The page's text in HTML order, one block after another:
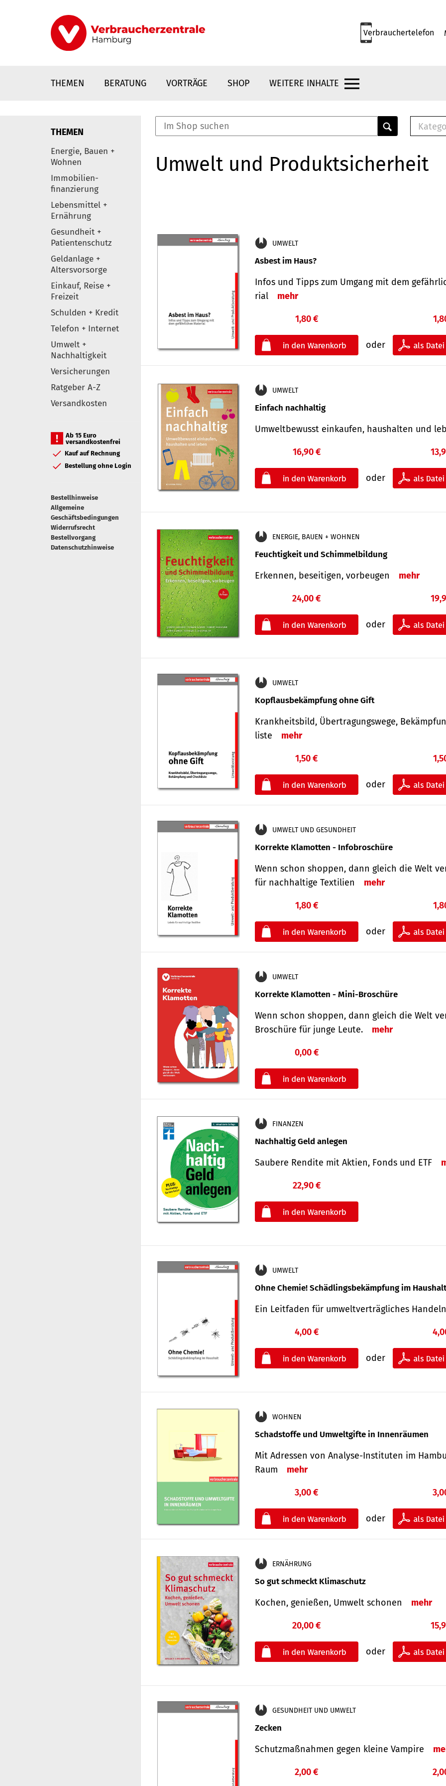
Verbrauchertelefon
THEMEN BERATUNG VORTRÄGE SHOP WEITERE INHALTE
Elemente
THEMEN
Energie, Bauen +
Wohnen
Immobilien-
finanzierung
Lebensmittel +
Ernährung
Gesundheit +
Patientenschutz
Geldanlage +
Altersvorsorge
Einkauf, Reise +
Freizeit
Schulden + Kredit
Telefon + Internet
Umwelt +
Nachhaltigkeit
Versicherungen
Ratgeber A-Z
Versandkosten
Ab 15 Euro
versandkostenfrei
Kauf auf Rechnung
Bestellung ohne Login
Bestellhinweise
Allgemeine
Geschäftsbedingungen
Widerrufsrecht
Bestellvorgang
Datenschutzhinweise
Umwelt und Produktsicherheit
UMWELT
Asbest im Haus?
Infos und Tipps zum Um­gang mit dem
rial
mehr
1,80 €
oder
UMWELT
Einfach nachhaltig
Umweltbewusst einkaufen, haushalten und
16,90 €
oder
ENERGIE, BAUEN + WOHNEN
Feuchtigkeit und Schimmelbildung
Erkennen, beseitigen, vorbeugen mehr
24,00 €
oder
UMWELT
Kopflausbekämpfung ohne Gift
Krankheits­bild, Übertra­gungs­wege,
liste
mehr
1,50 €
oder
UMWELT UND GESUNDHEIT
Korrekte Klamotten - Infobroschüre
Wenn schon shoppen, dann gleich die Welt
für nachhaltige Textilien
mehr
1,80 €
oder
UMWELT
Korrekte Klamotten - Mini-Broschüre
Wenn schon shoppen, dann gleich die Welt
Broschüre für junge Leute.
mehr
0,00 €
FINANZEN
Nachhaltig Geld anlegen
Saubere Rendite mit Aktien, Fonds und ETF
22,90 €
UMWELT
Ohne Chemie! Schädlingsbekämpfung im Haushalt
Ein Leitfaden für um­welt­ver­träg­liches Han­deln
4,00 €
oder
WOHNEN
Schadstoffe und Umweltgifte in Innenräumen
Mit Adressen von Analyse-Insti­tuten im
Raum
mehr
3,00 €
oder
ERNÄHRUNG
So gut schmeckt Klimaschutz
Kochen, genießen, Umwelt schonen mehr
20,00 €
oder
GESUNDHEIT UND UMWELT
Zecken
Schutz­maß­nahmen gegen kleine Vampire
2,00 €